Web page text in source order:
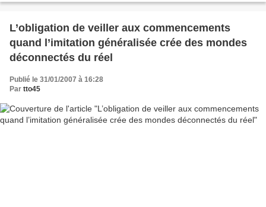
L’obligation de veiller aux commencements
quand l’imitation généralisée crée des mondes
déconnectés du réel
Publié le 31/01/2007 à 16:28
Par tto45